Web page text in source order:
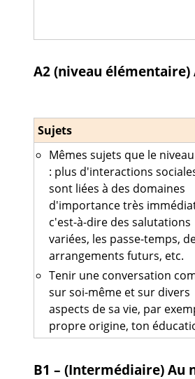
A2 (niveau élémentaire)
Sujets
Mêmes sujets que le niveau
: plus d'interactions
sont liées à des domaines
d'importance très
c'est-à-dire des salutations
variées, les passe-temps,
arrangements futurs, etc.
Tenir une conversation
sur soi-même et sur divers
aspects de sa vie, par
propre origine, ton
B1 – (Intermédiaire) Au